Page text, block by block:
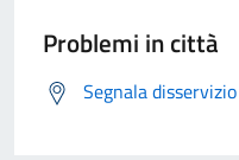
Problemi in città
Segnala disservizio